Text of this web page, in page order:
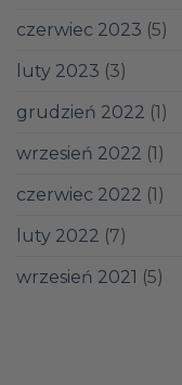
czerwiec 2023 (5)
luty 2023 (3)
grudzień 2022 (1)
wrzesień 2022 (1)
czerwiec 2022 (1)
luty 2022 (7)
wrzesień 2021 (5)